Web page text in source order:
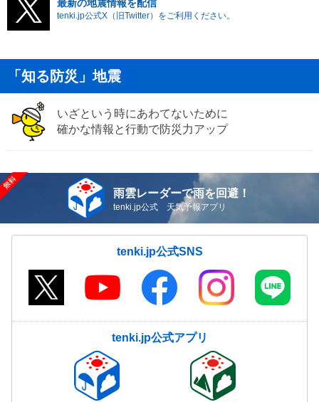
最新の地震情報を配信
tenki.jp公式X（旧Twitter）をご利用ください。
「知る防災」地震
いざという時にあわてないために
確かな情報と行動で防災力アップ
雨雲レーダーで雨を回避！
tenki.jp公式 天気予報アプリ
tenki.jp公式SNS
tenki.jp公式アプリ